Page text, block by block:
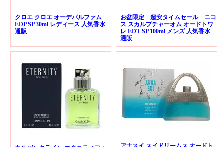
クロエ クロエ オーデパルファム
EDP SP 30ml レディース 人気香水
通販
お盆限定 超安タイムセール ニコ
ス スカルプチャーオム オードトワ
レ EDT SP 100ml メンズ 人気香水
通販
アナスイ スイドリームス オードト